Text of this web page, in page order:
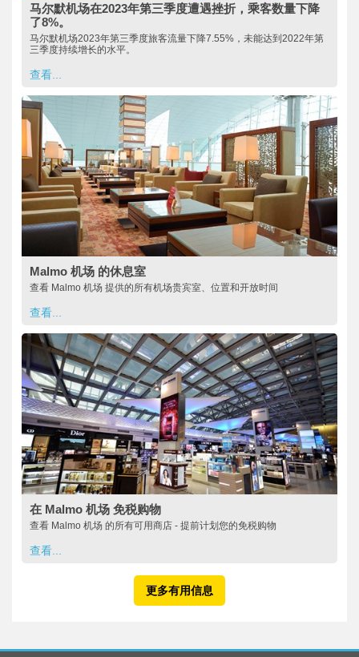
马尔默机场在2023年第三季度遭遇挫折，乘客数量下降
了8%。
马尔默机场2023年第三季度旅客流量下降7.55%，未能达到2022年第
三季度持续增长的水平。
查看...
Malmo 机场 的休息室
查看 Malmo 机场 提供的所有机场贵宾室、位置和开放时间
查看...
在 Malmo 机场 免税购物
查看 Malmo 机场 的所有可用商店 - 提前计划您的免税购物
查看...
更多有用信息